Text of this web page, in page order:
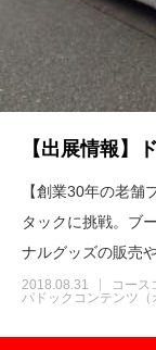
【出展情報】
【創業30年の老
タックに挑戦。ブ
ナルグッズの販売
2018.08.31
コース
パドックコンテンツ（